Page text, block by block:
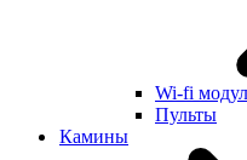
Wi-fi
Пульты
Камины